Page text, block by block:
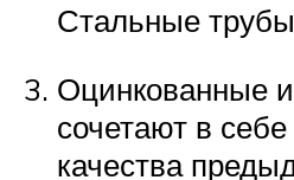
Стальные трубы
Оцинкованные
сочетают в
качества